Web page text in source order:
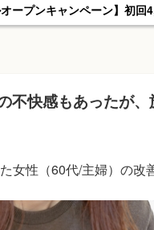
】初回4,950円（税込）の特
不快感もあったが
女性（60代/主婦）の改